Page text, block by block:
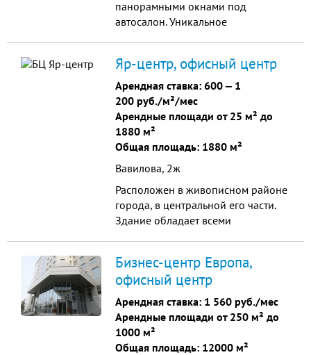
панорамными окнами под
автосалон. Уникальное
Вас равнодушными при выборе
площадки для Вашего бизнеса. -
Удобная транспортная развязка -
охраняемая территория -большая
парковка для размещения
легковых и грузовых авто...
Яр-центр, офисный центр
Арендная ставка: 600 ‒ 1
200 руб./м²/мес
Арендные площади от 25 м² до
1880 м²
Общая площадь: 1880 м²
Вавилова, 2ж
Расположен в живописном районе
города, в центральной его части.
Здание обладает всеми
круглосуточной безопасности
помещений.
Бизнес-центр Европа,
офисный центр
Арендная ставка: 1 560 руб./мес
Арендные площади от 250 м² до
1000 м²
Общая площадь: 12000 м²